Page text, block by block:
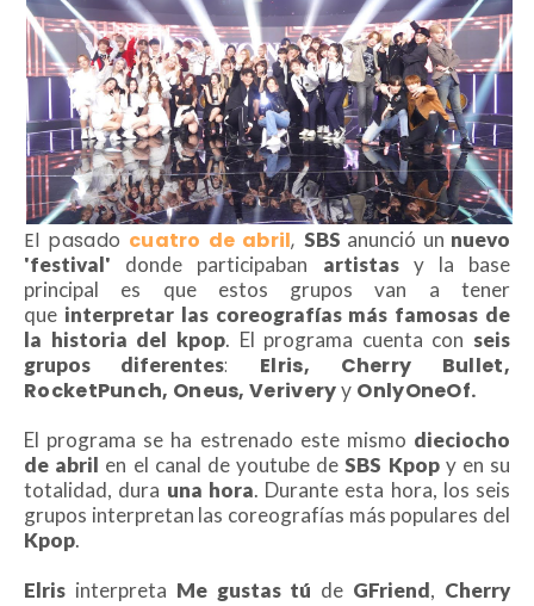
El pasado cuatro de abril, SBS anunció un nuevo
'festival' donde participaban artistasy la base
principal es que estos grupos van a tener
que interpretar las coreografías más famosas de
la historia del kpop. El programa cuenta con seis
grupos diferentes: Elris, Cherry Bullet,
RocketPunch, Oneus, Veriveryy OnlyOneOf.
El programa se ha estrenado este mismo dieciocho
de abril en el canal de youtube deSBS Kpopy en su
totalidad, dura una hora. Durante esta hora, los seis
grupos interpretan las coreografías más populares del
Kpop.
Elris interpreta Me gustas tú de GFriend, Cherry